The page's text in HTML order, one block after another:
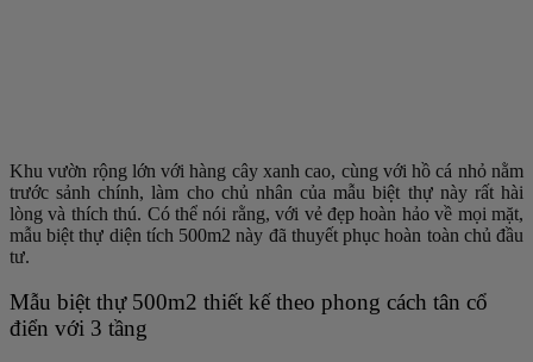
Khu vườn rộng lớn với hàng cây xanh cao, cùng với hồ cá nhỏ nằm
trước sảnh chính, làm cho chủ nhân của mẫu biệt thự này rất hài
lòng và thích thú. Có thể nói rằng, với vẻ đẹp hoàn hảo về mọi mặt,
mẫu biệt thự diện tích 500m2 này đã thuyết phục hoàn toàn chủ đầu
tư.
Mẫu biệt thự 500m2 thiết kế theo phong cách tân cổ
điển với 3 tầng